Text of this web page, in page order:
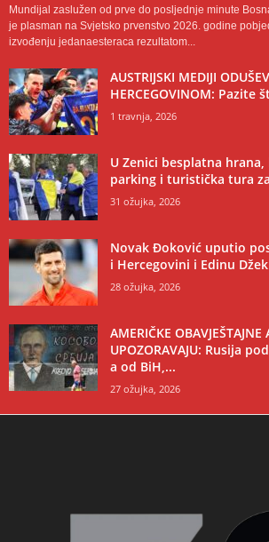
Mundijal zaslužen od prve do posljednje minute
je plasman na Svjetsko prvenstvo 2026. godine
izvođenju jedanaesteraca rezultatom...
AUSTRIJSKI MEDIJI
HERCEGOVINOM: Pazite
1 travnja, 2026
U Zenici besplatna hrana,
parking i turistička tura
31 ožujka, 2026
Novak Đoković uputio
i Hercegovini i Edinu
28 ožujka, 2026
AMERIČKE OBAVJEŠTAJNE
UPOZORAVAJU: Rusija
a od BiH,...
27 ožujka, 2026